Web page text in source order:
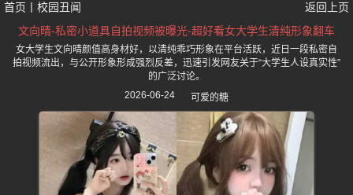
首页 校园丑闻
返回上页
文向晴-私密小道具自拍视频被曝光-超好看女大学生清纯形象翻车
女大学生文向晴颜值高身材好，以清纯乖巧形象在平台活跃，近日一段私密自
拍视频流出，与公开形象形成强烈反差，迅速引发网友关于“大学生人设真实性”
的广泛讨论。
2026-06-24
可爱的糖